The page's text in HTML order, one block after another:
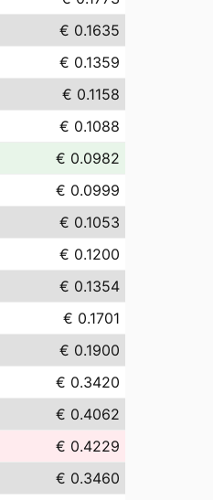
€ 0.1635
€ 0.1359
€ 0.1158
€ 0.1088
€ 0.0982
€ 0.0999
€ 0.1053
€ 0.1200
€ 0.1354
€ 0.1701
€ 0.1900
€ 0.3420
€ 0.4062
€ 0.4229
€ 0.3460